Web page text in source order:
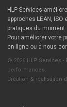
HLP Services
approches LEAN,
pratiques du moment.
Pour améliorer votre
en ligne ou à nous
© 2026 HLP Services
performances.
Création & réalisation